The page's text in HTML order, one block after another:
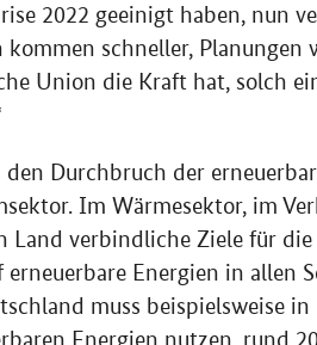
2022 geeinigt haben, nun
schneller, Planungen
Union die Kraft hat, solch
Durchbruch der
Im Wärmesektor, im
verbindliche Ziele für
Energien in allen
muss beispielsweise